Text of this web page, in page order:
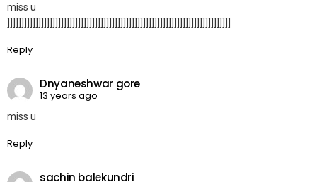
miss u
Reply
Dnyaneshwar gore
13 years ago
miss u
Reply
sachin balekundri